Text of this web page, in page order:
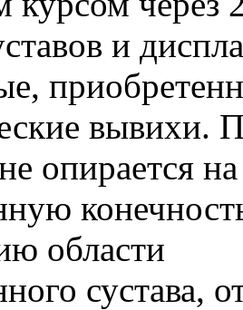
и
вывихи.
опирается на
области
сустава,